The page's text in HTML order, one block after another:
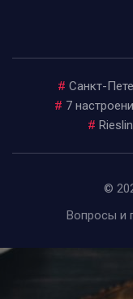
# Санкт-
# 7
#
©
Вопросы и